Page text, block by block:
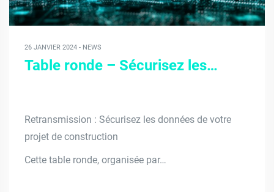
26 JANVIER 2024 - NEWS
Table ronde – Sécurisez les…
Retransmission : Sécurisez les données de votre
projet de construction
Cette table ronde, organisée par…